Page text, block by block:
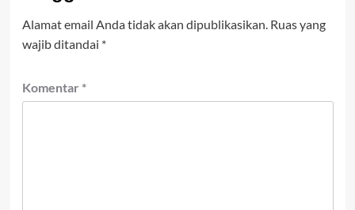
Alamat email Anda tidak akan dipublikasikan. Ruas yang
wajib ditandai *
Komentar *